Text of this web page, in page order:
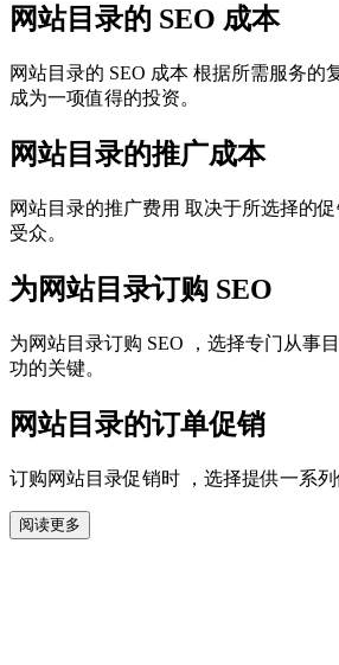
网站目录的 SEO 成本
网站目录的 SEO 成本 根据所需服务
成为一项值得的投资。
网站目录的推广成本
网站目录的推广费用 取决于所选择的
受众。
为网站目录订购 SEO
为网站目录订购 SEO ，选择专门从事
功的关键。
网站目录的订单促销
订购网站目录促销时 ，选择提供一系
阅读更多